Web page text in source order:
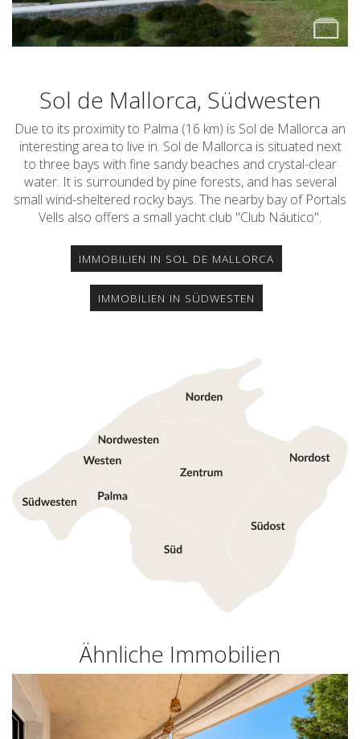
Sol de Mallorca, Südwesten
Due to its proximity to Palma (16 km) is Sol de Mallorca an
interesting area to live in. Sol de Mallorca is situated next
to three bays with fine sandy beaches and crystal-clear
water. It is surrounded by pine forests, and has several
small wind-sheltered rocky bays. The nearby bay of Portals
Vells also offers a small yacht club "Club Náutico".
IMMOBILIEN IN SOL DE MALLORCA
IMMOBILIEN IN SÜDWESTEN
Ähnliche Immobilien